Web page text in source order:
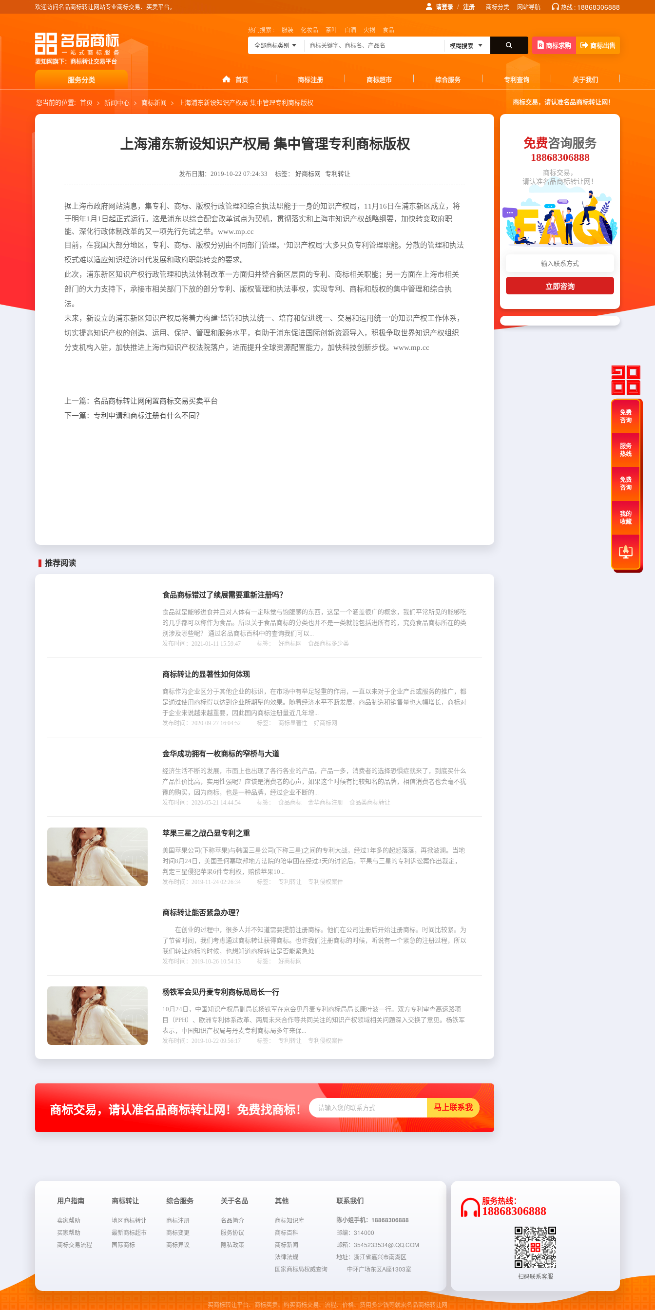
欢迎访问名品商标转让网站专业商标交易、买卖平台。 请登录 / 注册 商标分类 网站导航 热线 : 18868306888
麦知网旗下：商标转让交易平台
热门搜索 : 服装 化妆品 茶叶 白酒 火锅
食品
全部商标类别
商标求购 商标出售
服务分类 首页 商标注册 商标超市 综合服务 专利查询 关于我们
您当前的位置: 首页 > 新闻中心 > 商标新闻 > 上海浦东新设知识产权局 集中管理专利商标版权 商标交易，请认准名品商标转让网！
上海浦东新设知识产权局 集中管理专利商标版权
发布日期：2019-10-22 07:24:33 标签： 好商标网 专利转让
据上海市政府网站消息，集专利、商标、版权行政管理和综合执法职能于一身的知识产权局，11月16日在浦东新区成立，将
于明年1月1日起正式运行。这是浦东以综合配套改革试点为契机，贯彻落实和上海市知识产权战略纲要，加快转变政府职
能、深化行政体制改革的又一项先行先试之举。www.mp.cc
目前，在我国大部分地区，专利、商标、版权分别由不同部门管理。‘知识产权局’大多只负专利管理职能。分散的管理和执法
模式难以适应知识经济时代发展和政府职能转变的要求。
此次，浦东新区知识产权行政管理和执法体制改革一方面归并整合新区层面的专利、商标相关职能；另一方面在上海市相关
部门的大力支持下，承接市相关部门下放的部分专利、版权管理和执法事权，实现专利、商标和版权的集中管理和综合执
法。
未来，新设立的浦东新区知识产权局将着力构建‘监管和执法统一、培育和促进统一、交易和运用统一’的知识产权工作体系，
切实提高知识产权的创造、运用、保护、管理和服务水平，有助于浦东促进国际创新资源导入，积极争取世界知识产权组织
分支机构入驻，加快推进上海市知识产权法院落户，进而提升全球资源配置能力，加快科技创新步伐。www.mp.cc
上一篇： 名品商标转让网闲置商标交易买卖平台
下一篇： 专利申请和商标注册有什么不同？
食品商标错过了续展需要重新注册吗？
食品就是能够进食并且对人体有一定味觉与饱腹感的东西，这是一个涵盖很广的概念，我们平常所见的能够吃
的几乎都可以称作为食品。所以关于食品商标的分类也并不是一类就能包括进所有的，究竟食品商标所在的类
别涉及哪些呢？ 通过名品商标百科中的查询我们可以...
发布时间：2021-01-11 15:59:47 标签： 好商标网 食品商标多少类
商标转让的显著性如何体现
商标作为企业区分于其他企业的标识，在市场中有举足轻重的作用，一直以来对于企业产品或服务的推广，都
是通过使用商标得以达到企业所期望的效果。随着经济水平不断发展，商品制造和销售量也大幅增长，商标对
于企业来说越来越重要，因此国内商标注册量近几年增...
发布时间：2020-09-27 16:04:52 标签： 商标显著性 好商标网
金华成功拥有一枚商标的窄桥与大道
经济生活不断的发展，市面上也出现了各行各业的产品，产品一多，消费者的选择恐惧症就来了，到底买什么
产品性价比高，实用性强呢？应该是消费者的心声，如果这个时候有比较知名的品牌，相信消费者也会毫不犹
豫的购买，因为商标，也是一种品牌，经过企业不断的...
发布时间：2020-05-21 14:44:54 标签： 食品商标 金华商标注册 食品类商标转让
苹果三星之战凸显专利之重
美国苹果公司(下称苹果)与韩国三星公司(下称三星)之间的专利大战，经过1年多的起起落落，再掀波澜。当地
时间8月24日，美国圣何塞联邦地方法院的陪审团在经过3天的讨论后，苹果与三星的专利诉讼案作出裁定，
判定三星侵犯苹果6件专利权，赔偿苹果10...
发布时间：2019-11-24 02:26:34 标签： 专利转让 专利侵权案件
商标转让能否紧急办理？
在创业的过程中，很多人并不知道需要提前注册商标。他们在公司注册后开始注册商标。时间比较紧。为
了节省时间，我们考虑通过商标转让获得商标。也许我们注册商标的时候，听说有一个紧急的注册过程，所以
我们转让商标的时候，也想知道商标转让是否能紧急处...
发布时间：2019-10-26 10:54:13 标签： 好商标网
杨铁军会见丹麦专利商标局局长一行
10月24日，中国知识产权局副局长杨铁军在京会见丹麦专利商标局局长康叶波一行。双方专利审查高速路项
目（PPH）、欧洲专利体系改革、两局未来合作等共同关注的知识产权领域相关问题深入交换了意见。杨铁军
表示，中国知识产权局与丹麦专利商标局多年来保...
发布时间：2019-10-22 09:56:17 标签： 专利转让 专利侵权案件
推荐阅读
商标交易，请认准名品商标转让网！免费找商标！ 马上联系我
免费咨询服务
18868306888
商标交易，
请认准名品商标转让网！
立即咨询
用户指南
卖家帮助
买家帮助
商标交易流程
商标转让
地区商标转让
最新商标超市
国际商标
综合服务
商标注册
商标变更
商标异议
关于名品
名品简介
服务协议
隐私政策
其他
商标知识库
商标百科
商标新闻
法律法规
国家商标局权威查询
联系我们
陈小姐手机：18868306888
邮编：314000
邮箱：3545233534@.QQ.COM
地址：浙江省嘉兴市南湖区
中环广场东区A座1303室
服务热线：
18868306888
扫码联系客服
买商标转让平台、商标买卖、购买商标交易、流程、价格、费用多少钱等就来名品商标转让网
免费
咨询
服务
热线
免费
咨询
我的
收藏